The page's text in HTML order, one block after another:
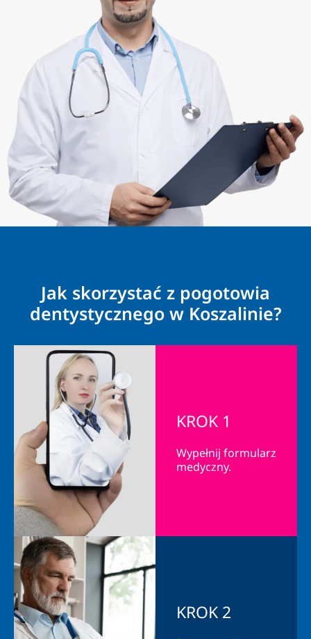
Jak skorzystać z pogotowia
dentystycznego w Koszalinie?
KROK 1
Wypełnij formularz
medyczny.
KROK 2